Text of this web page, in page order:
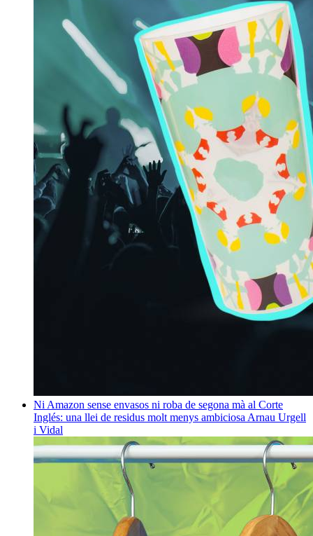
Ni Amazon sense envasos ni roba de segona mà al Corte
Inglés: una llei de residus molt menys ambiciosa Arnau Urgell
i Vidal